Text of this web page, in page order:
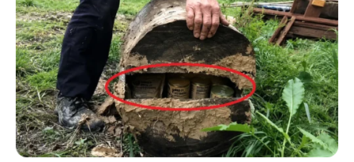
dolgoznak” az ügyön, és hamarosan reformra
számíthatunk. Ez az ígéret különösen fontos lehet a
tavasszal esedékes parlamenti választások előtt,
miközben a legfrissebb közvélemény-kutatások a
Tisza Párt előnyét mutatják. A 21 Kutatóközpont
október elején végzett reprezentatív kutatása
alapján a Tisza Párt 33, a Fidesz pedig 26